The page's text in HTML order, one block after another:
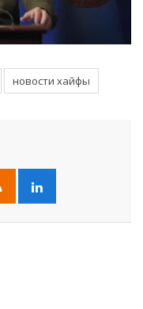
новости хайфы